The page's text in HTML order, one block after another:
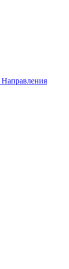
Направления